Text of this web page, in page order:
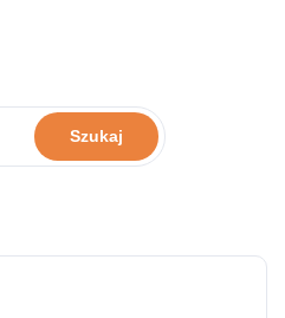
Szukaj